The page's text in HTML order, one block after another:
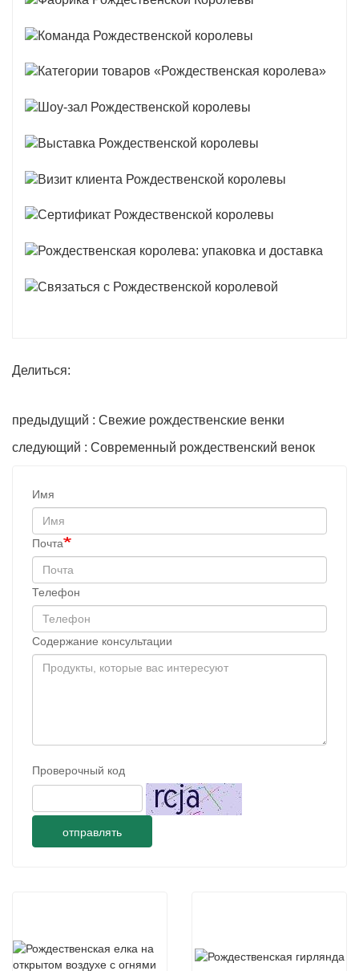
Делиться:
предыдущий : Свежие рождественские венки
следующий : Современный рождественский венок
Имя
Почта
Телефон
Содержание консультации
Проверочный код
отправлять